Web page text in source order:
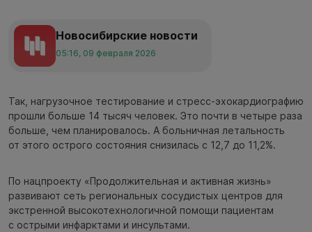
Новосибирские новости
05:16, 09 февраля 2026
Так, нагрузочное тестирование и стресс-эхокардиографию
прошли больше 14 тысяч человек. Это почти в четыре раза
больше, чем планировалось. А больничная летальность
от этого острого состояния снизилась с 12,7 до 11,2%.
По нацпроекту «Продолжительная и активная жизнь»
развивают сеть региональных сосудистых центров для
экстренной высокотехнологичной помощи пациентам
с острыми инфарктами и инсультами.